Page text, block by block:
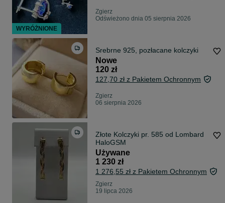
Zgierz
Odświeżono dnia 05 sierpnia 2026
Srebrne 925, pozłacane kolczyki
Nowe
120 zł
127,70 zł z Pakietem Ochronnym
Zgierz
06 sierpnia 2026
Złote Kolczyki pr. 585 od Lombard
HaloGSM
Używane
1 230 zł
1 276,55 zł z Pakietem Ochronnym
Zgierz
19 lipca 2026
WYRÓŻNIONE